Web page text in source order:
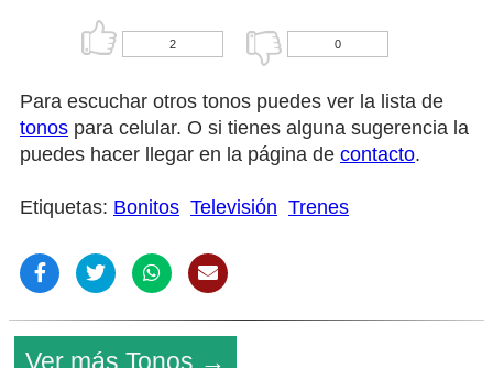
2 0
Para escuchar otros tonos puedes ver la lista de
tonos para celular. O si tienes alguna sugerencia la
puedes hacer llegar en la página de contacto.
Etiquetas: Bonitos Televisión Trenes
Ver más Tonos →